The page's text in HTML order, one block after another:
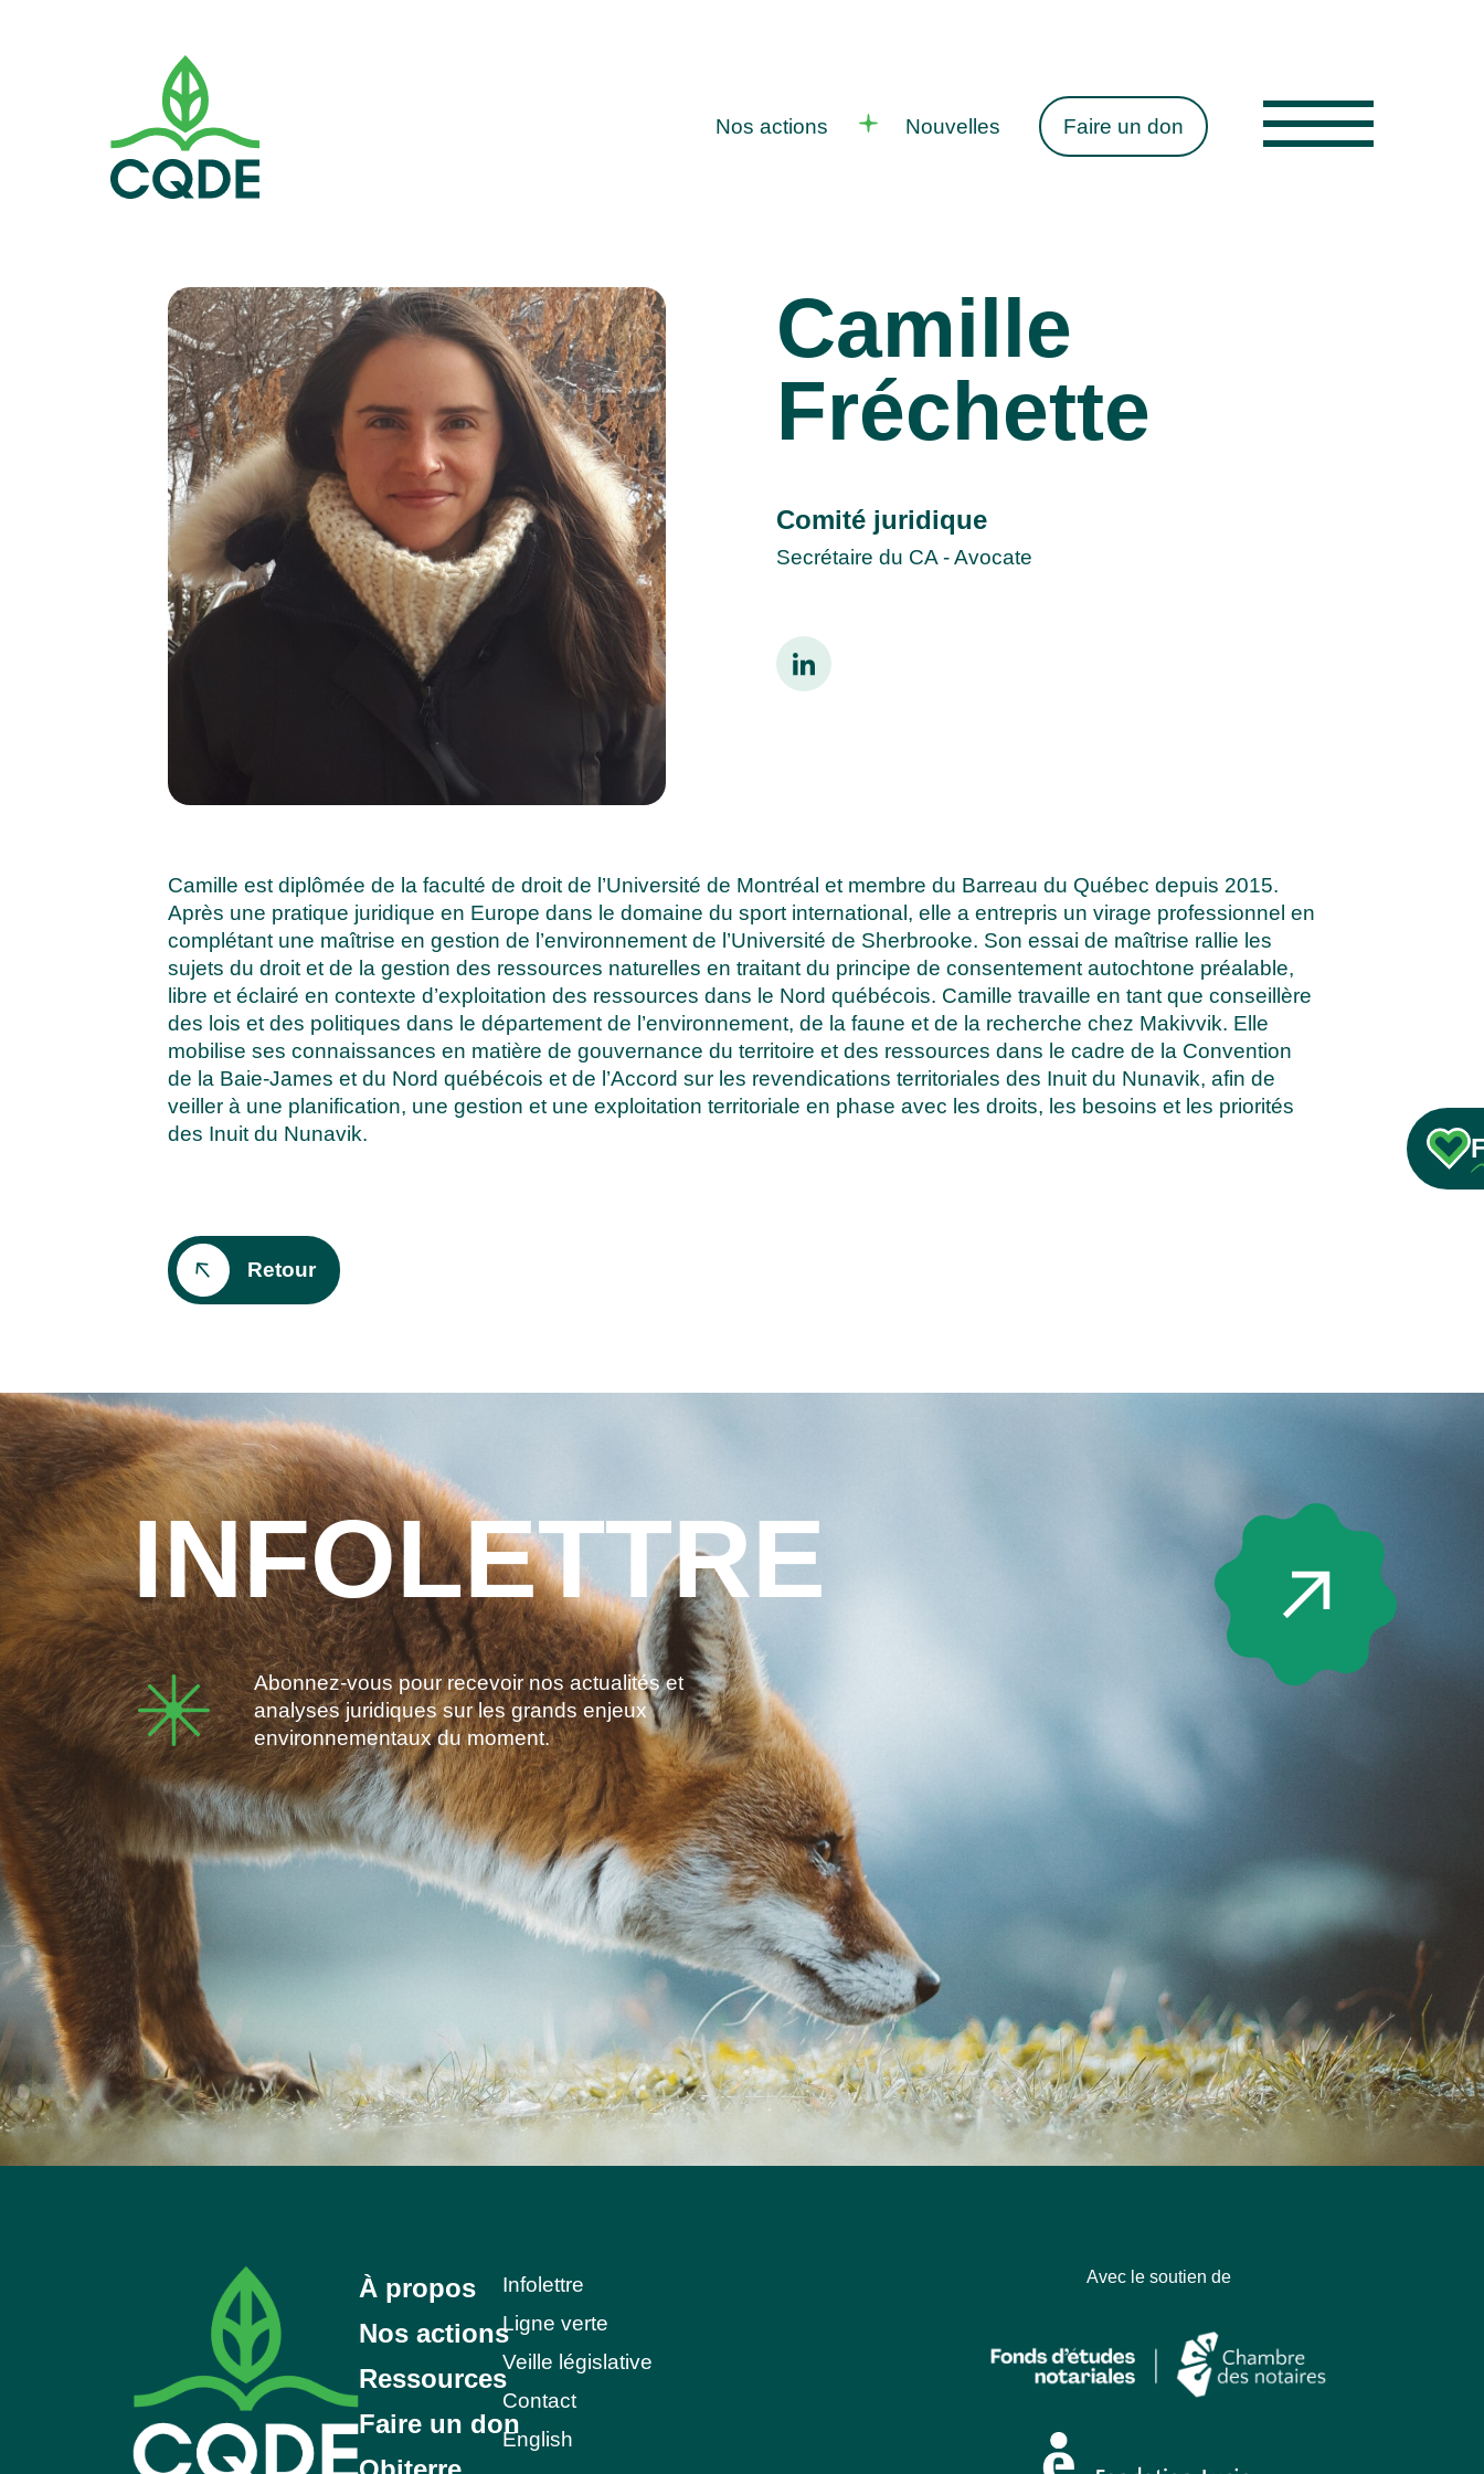
Nos actions Nouvelles Faire un don
Camille
Fréchette
Comité juridique
Secrétaire du CA - Avocate
Camille est diplômée de la faculté de droit de l’Université de Montréal et membre du Barreau du Québec depuis 2015.
Après une pratique juridique en Europe dans le domaine du sport international, elle a entrepris un virage professionnel en
complétant une maîtrise en gestion de l’environnement de l’Université de Sherbrooke. Son essai de maîtrise rallie les
sujets du droit et de la gestion des ressources naturelles en traitant du principe de consentement autochtone préalable,
libre et éclairé en contexte d’exploitation des ressources dans le Nord québécois. Camille travaille en tant que conseillère
des lois et des politiques dans le département de l’environnement, de la faune et de la recherche chez Makivvik. Elle
mobilise ses connaissances en matière de gouvernance du territoire et des ressources dans le cadre de la Convention
de la Baie-James et du Nord québécois et de l’Accord sur les revendications territoriales des Inuit du Nunavik, afin de
veiller à une planification, une gestion et une exploitation territoriale en phase avec les droits, les besoins et les priorités
des Inuit du Nunavik.
Retour
INFOLETTRE
Abonnez-vous pour recevoir nos actualités et
analyses juridiques sur les grands enjeux
environnementaux du moment.
À propos
Nos actions
Ressources
Faire un don
Infolettre
Ligne verte
Veille législative
Contact
English
Avec le soutien de